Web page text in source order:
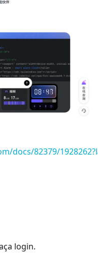
docs/82379/
login.